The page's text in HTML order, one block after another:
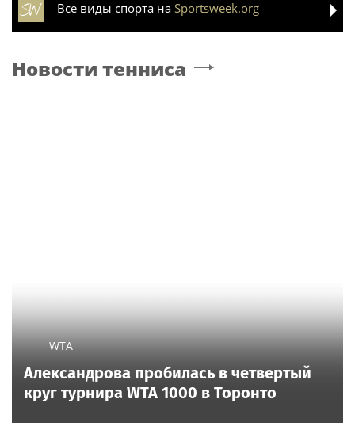
Все виды спорта на Sportsweek.org
Новости тенниса
WTA
Александрова пробилась в четвертый
круг турнира WTA 1000 в Торонто